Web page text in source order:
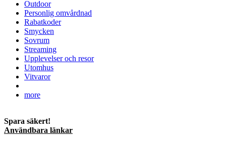
Outdoor
Personlig omvårdnad
Rabatkoder
Smycken
Sovrum
Streaming
Upplevelser och resor
Utomhus
Vitvaror
more
Spara säkert!
Användbara länkar